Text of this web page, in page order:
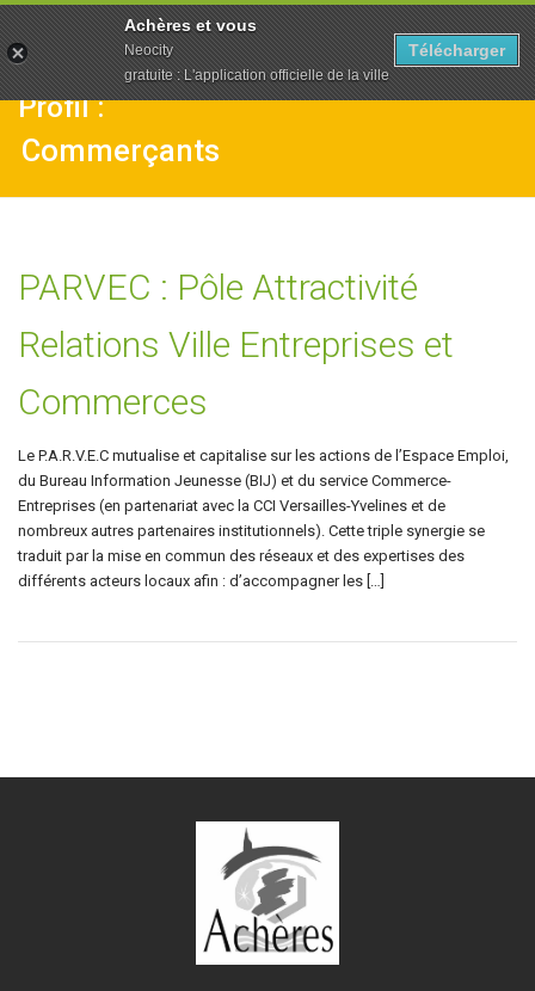
Profil :
Commerçants
PARVEC : Pôle Attractivité
Relations Ville Entreprises et
Commerces
Le P.A.R.V.E.C mutualise et capitalise sur les actions de l’Espace Emploi,
du Bureau Information Jeunesse (BIJ) et du service Commerce-
Entreprises (en partenariat avec la CCI Versailles-Yvelines et de
nombreux autres partenaires institutionnels). Cette triple synergie se
traduit par la mise en commun des réseaux et des expertises des
différents acteurs locaux afin : d’accompagner les […]
Achères et vous
Neocity
gratuite : L'application officielle de la ville
Télécharger